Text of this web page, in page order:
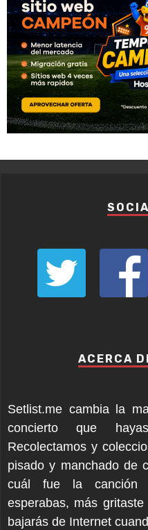
ACERCA
Setlist.me cambia la
concierto que
Recolectamos y
pisado y manchado de
cuál fue la canción
esperabas, más
bajarás de Internet